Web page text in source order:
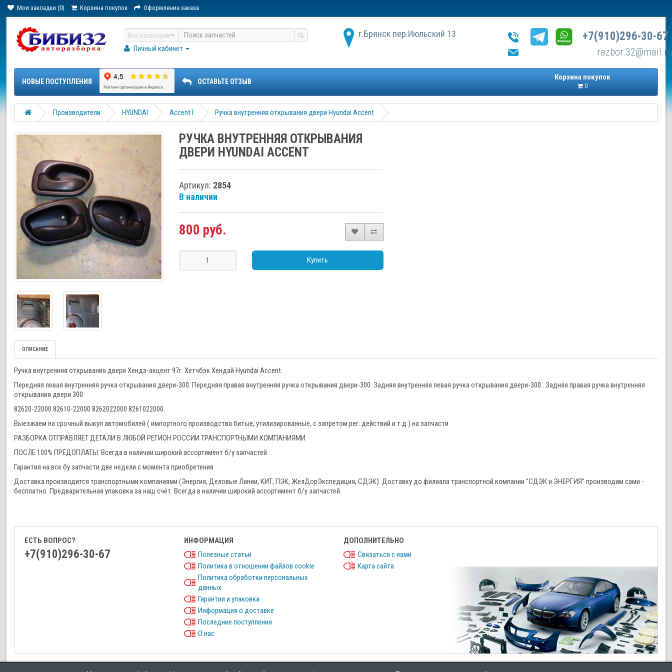
Мои закладки (0) Корзина покупок Оформление заказа
Все категории
Личный кабинет
г.Брянск пер.Июльский 13 +7(910)296-30-67
Корзина покупок
0
НОВЫЕ ПОСТУПЛЕНИЯ ОСТАВЬТЕ ОТЗЫВ
Производители HYUNDAI Accent I Ручка внутренняя открывания двери Hyundai Accent
РУЧКА ВНУТРЕННЯЯ ОТКРЫВАНИЯ
ДВЕРИ HYUNDAI ACCENT
Артикул: 2854
В наличии
800 руб.
Купить
ОПИСАНИЕ
Ручка внутренняя открывания двери Хендэ-акцент 97г. Хетчбэк Хендай Hyundai Accent.
Передняя левая внутренняя ручка открывания двери-300. Передняя правая внутренняя ручка открывания двери-300. Задняя внутренняя левая ручка открывания двери-300.. Задняя правая ручка внутренняя
открывания двери 300
82620-22000 82610-22000 8262022000 8261022000
Выезжаем на срочный выкуп автомобилей ( импортного производства битые, утилизированные, с запретом рег. действий и т.д ) на запчасти
РАЗБОРКА ОТПРАВЛЯЕТ ДЕТАЛИ В ЛЮБОЙ РЕГИОН РОССИИ ТРАНСПОРТНЫМИ КОМПАНИЯМИ
ПОСЛЕ 100% ПРЕДОПЛАТЫ. Всегда в наличии широкий ассортимент б/у запчастей.
Гарантия на все бу запчасти две недели с момента приобретения
Доставка производится транспортными компаниями (Энергия, Деловые Линии, КИТ, ПЭК, ЖелДорЭкспедиция, СДЭК). Доставку до филиала транспортной компании "СДЭК и ЭНЕРГИЯ" производим сами -
бесплатно. Предварительная упаковка за наш счёт. Всегда в наличии широкий ассортимент б/у запчастей.
ЕСТЬ ВОПРОС?
+7(910)296-30-67
ИНФОРМАЦИЯ
Полезные статьи
Политика в отношении файлов cookie
Политика обработки персональных
данных
Гарантия и упаковка
Информация о доставке
Последние поступления
О нас
ДОПОЛНИТЕЛЬНО
Связаться с нами
Карта сайта